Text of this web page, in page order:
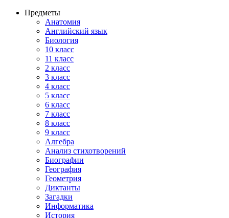
Предметы
Анатомия
Английский язык
Биология
10 класс
11 класс
2 класс
3 класс
4 класс
5 класс
6 класс
7 класс
8 класс
9 класс
Алгебра
Анализ стихотворений
Биографии
География
Геометрия
Диктанты
Загадки
Информатика
История